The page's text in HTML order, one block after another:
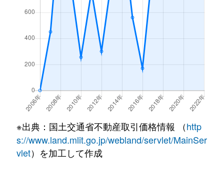
※出典：国土交通省不動産取引価格情報 （http
s://www.land.mlit.go.jp/webland/servlet/MainSer
vlet）を加工して作成